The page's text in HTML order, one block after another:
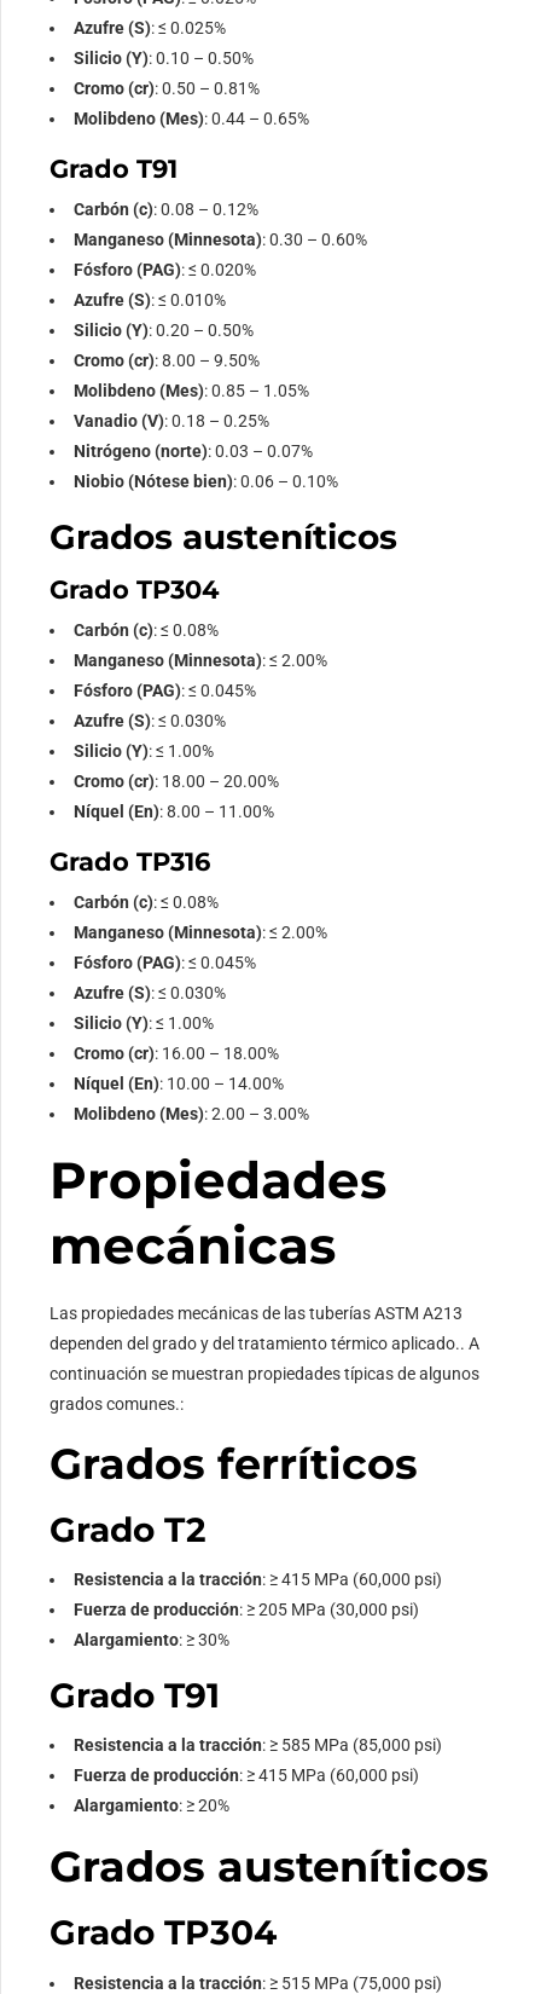
Azufre (S): ≤ 0.025%
Silicio (Y): 0.10 – 0.50%
Cromo (cr): 0.50 – 0.81%
Molibdeno (Mes): 0.44 – 0.65%
Grado T91
Carbón (c): 0.08 – 0.12%
Manganeso (Minnesota): 0.30 – 0.60%
Fósforo (PAG): ≤ 0.020%
Azufre (S): ≤ 0.010%
Silicio (Y): 0.20 – 0.50%
Cromo (cr): 8.00 – 9.50%
Molibdeno (Mes): 0.85 – 1.05%
Vanadio (V): 0.18 – 0.25%
Nitrógeno (norte): 0.03 – 0.07%
Niobio (Nótese bien): 0.06 – 0.10%
Grados austeníticos
Grado TP304
Carbón (c): ≤ 0.08%
Manganeso (Minnesota): ≤ 2.00%
Fósforo (PAG): ≤ 0.045%
Azufre (S): ≤ 0.030%
Silicio (Y): ≤ 1.00%
Cromo (cr): 18.00 – 20.00%
Níquel (En): 8.00 – 11.00%
Grado TP316
Carbón (c): ≤ 0.08%
Manganeso (Minnesota): ≤ 2.00%
Fósforo (PAG): ≤ 0.045%
Azufre (S): ≤ 0.030%
Silicio (Y): ≤ 1.00%
Cromo (cr): 16.00 – 18.00%
Níquel (En): 10.00 – 14.00%
Molibdeno (Mes): 2.00 – 3.00%
Propiedades
mecánicas
Las propiedades mecánicas de las tuberías ASTM A213
dependen del grado y del tratamiento térmico aplicado.. A
continuación se muestran propiedades típicas de algunos
grados comunes.:
Grados ferríticos
Grado T2
Resistencia a la tracción: ≥ 415 MPa (60,000 psi)
Fuerza de producción: ≥ 205 MPa (30,000 psi)
Alargamiento: ≥ 30%
Grado T91
Resistencia a la tracción: ≥ 585 MPa (85,000 psi)
Fuerza de producción: ≥ 415 MPa (60,000 psi)
Alargamiento: ≥ 20%
Grados austeníticos
Grado TP304
Resistencia a la tracción: ≥ 515 MPa (75,000 psi)